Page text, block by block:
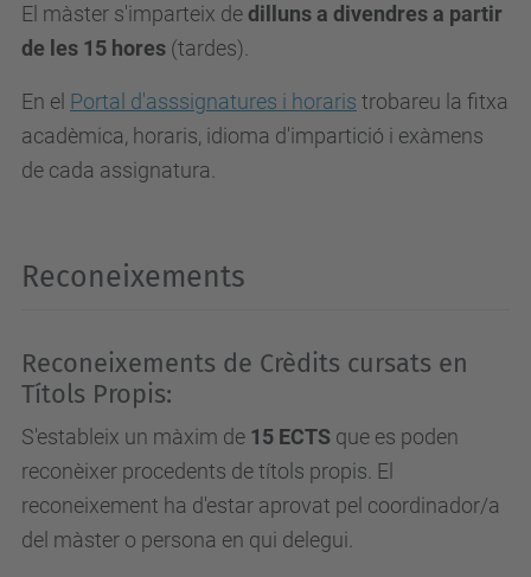
El màster s'imparteix dedilluns a divendres a partir
de les 15 hores (tardes).
En el Portal d'asssignatures i horaris trobareu la fitxa
acadèmica, horaris, idioma d'impartició i exàmens
de cada assignatura.
Reconeixements
Reconeixements de Crèdits cursats en
Títols Propis:
S'estableix un màxim de 15 ECTS que es poden
reconèixer procedents de títols propis. El
reconeixement ha d'estar aprovat pel coordinador/a
del màster o persona en qui delegui.